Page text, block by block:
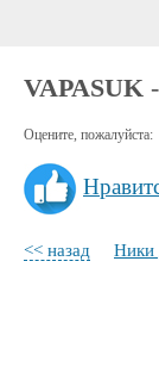
VAPASUK
Оцените, пожалуйста:
<< назад Ники